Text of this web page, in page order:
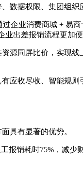
数据权限、集团组
企业消费商城 + 易
出差报销流程更加便
源同屏比价，实现
有应收尽收、智能规
具有显著的优势。
报销耗时75%，减